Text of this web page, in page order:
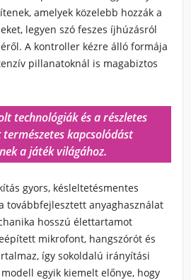
amelyek közelebb hozzák a
legyen szó feszes íjhúzásról
A kontroller kézre álló formája
pillanatoknál is magabiztos
technológiák és a részletes
természetes kapcsolódást
a játék világához.
gyors, késleltetésmentes
továbbfejlesztett anyaghasználat
hosszú élettartamot
mikrofont, hangszórót és
így sokoldalú irányítási
egyik kiemelt előnye, hogy